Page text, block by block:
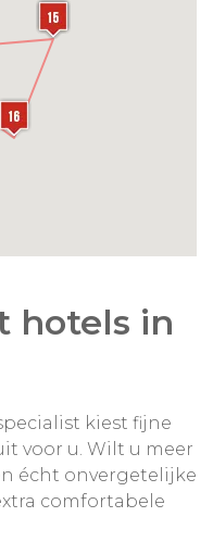
hotels in
kiest fijne
voor u. Wilt u meer
écht onvergetelijke
comfortabele